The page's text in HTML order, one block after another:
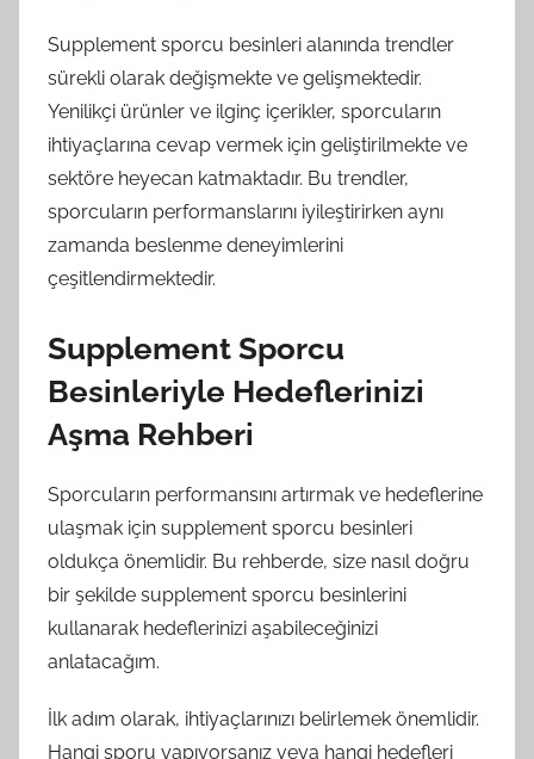
Supplement sporcu besinleri alanında trendler
sürekli olarak değişmekte ve gelişmektedir.
Yenilikçi ürünler ve ilginç içerikler, sporcuların
ihtiyaçlarına cevap vermek için geliştirilmekte ve
sektöre heyecan katmaktadır. Bu trendler,
sporcuların performanslarını iyileştirirken aynı
zamanda beslenme deneyimlerini
çeşitlendirmektedir.
Supplement Sporcu
Besinleriyle Hedeflerinizi
Aşma Rehberi
Sporcuların performansını artırmak ve hedeflerine
ulaşmak için supplement sporcu besinleri
oldukça önemlidir. Bu rehberde, size nasıl doğru
bir şekilde supplement sporcu besinlerini
kullanarak hedeflerinizi aşabileceğinizi
anlatacağım.
İlk adım olarak, ihtiyaçlarınızı belirlemek önemlidir.
Hangi sporu yapıyorsanız veya hangi hedefleri